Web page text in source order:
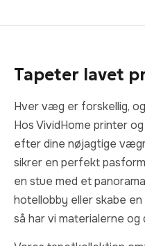
Tapeter lavet
Hver væg er forskellig,
Hos VividHome printer
efter dine nøjagtige
sikrer en perfekt
en stue med et
hotellobby eller skabe
så har vi materialerne